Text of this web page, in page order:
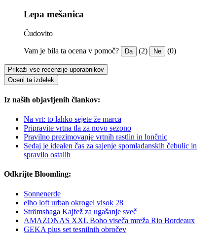
Lepa mešanica
Čudovito
Vam je bila ta ocena v pomoč? Da (2) Ne (0)
Prikaži vse recenzije uporabnikov
Oceni ta izdelek
Iz naših objavljenih člankov:
Na vrt: to lahko sejete že marca
Pripravite vrtna tla za novo sezono
Pravilno prezimovanje vrtnih rastlin in lončnic
Sedaj je idealen čas za sajenje spomladanskih čebulic in
spravilo ostalih
Odkrijte Bloomling:
Sonnenerde
elho loft urban okrogel visok 28
Strömshaga Kajfež za ugašanje sveč
AMAZONAS XXL Boho viseča mreža Rio Bordeaux
GEKA plus set tesnilnih obročev